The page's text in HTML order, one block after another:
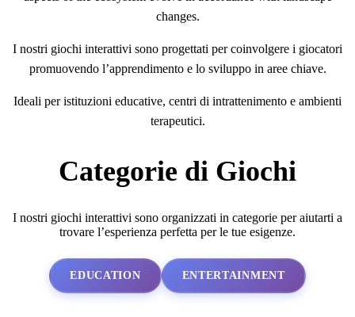
changes.
I nostri giochi interattivi sono progettati per coinvolgere i giocatori
promuovendo l’apprendimento e lo sviluppo in aree chiave.
Ideali per istituzioni educative, centri di intrattenimento e ambienti
terapeutici.
Categorie di Giochi
I nostri giochi interattivi sono organizzati in categorie per aiutarti a
trovare l’esperienza perfetta per le tue esigenze.
EDUCATION ENTERTAINMENT